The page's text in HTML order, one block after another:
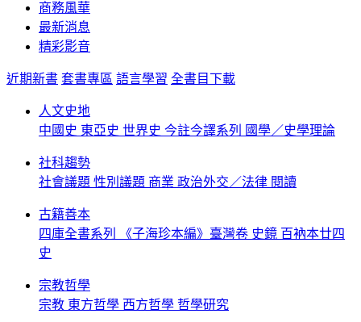
商務風華
最新消息
精彩影音
近期新書 套書專區 語言學習 全書目下載
人文史地
中國史 東亞史 世界史 今註今譯系列 國學／史學理論
社科趨勢
社會議題 性別議題 商業 政治外交／法律 閱讀
古籍善本
四庫全書系列
《子海珍本編》臺灣卷 史鏡 百衲本廿四
史
宗教哲學
宗教 東方哲學 西方哲學 哲學研究